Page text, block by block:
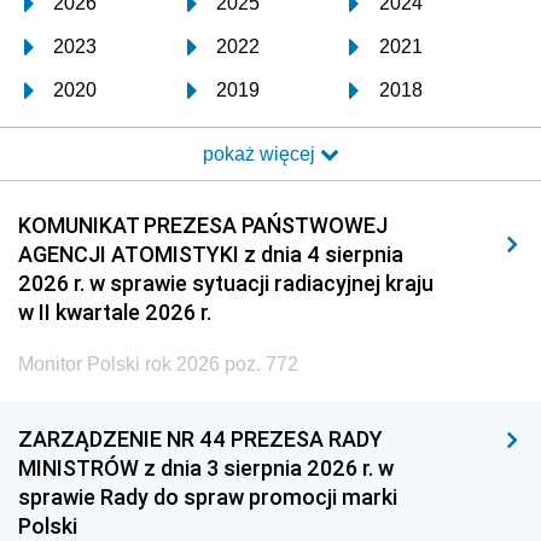
2023 2022 2021
2020 2019 2018
2017 2016 2015
2014 2013 2012
2011 2010 2009
2008 2007 2006
2005
1996 1995 1994
1993 1992 1991
1990
pokaż więcej
KOMUNIKAT PREZESA PAŃSTWOWEJ
AGENCJI ATOMISTYKI z dnia 4 sierpnia
2026 r. w sprawie sytuacji radiacyjnej kraju
w II kwartale 2026 r.
Monitor Polski rok 2026 poz. 772
ZARZĄDZENIE NR 44 PREZESA RADY
MINISTRÓW z dnia 3 sierpnia 2026 r. w
sprawie Rady do spraw promocji marki
Polski